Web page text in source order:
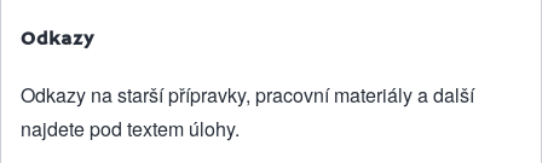
Odkazy
Odkazy na starší přípravky, pracovní materiály a další
najdete pod textem úlohy.